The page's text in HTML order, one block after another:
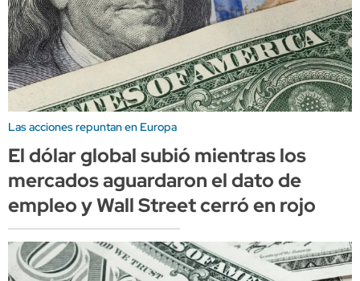
Las acciones repuntan en Europa
El dólar global subió mientras los
mercados aguardaron el dato de
empleo y Wall Street cerró en rojo